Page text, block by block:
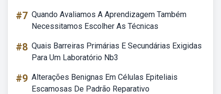
#7 Quando Avaliamos A Aprendizagem Também
Necessitamos Escolher As Técnicas
#8 Quais Barreiras Primárias E Secundárias Exigidas
Para Um Laboratório Nb3
#9 Alterações Benignas Em Células Epiteliais
Escamosas De Padrão Reparativo